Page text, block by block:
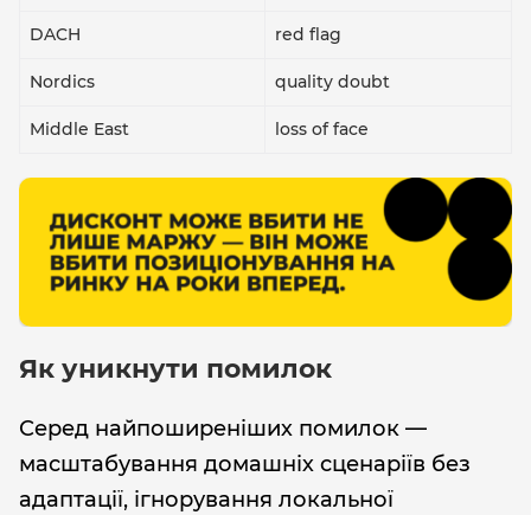
DACH red flag
Nordics quality doubt
Middle East loss of face
Як уникнути помилок
Серед найпоширеніших помилок —
масштабування домашніх сценаріїв без
адаптації, ігнорування локальної